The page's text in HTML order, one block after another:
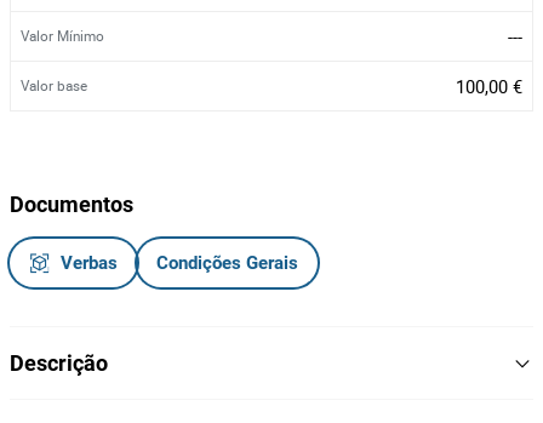
Valor Mínimo ---
Valor base 100,00 €
Documentos
Verbas Condições Gerais
Descrição